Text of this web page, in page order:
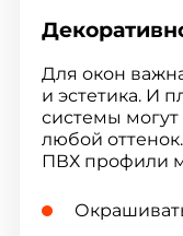
Для окон
и эстетика. И
системы могут
любой
ПВХ профили